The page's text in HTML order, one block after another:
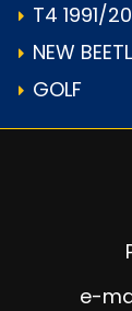
T4 1991/
NEW
GOLF
e-